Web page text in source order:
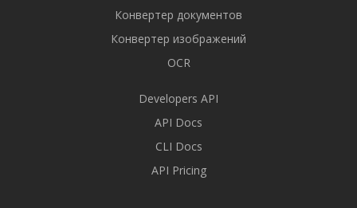
Конвертер документов
Конвертер изображений
OCR
Developers API
API Docs
CLI Docs
API Pricing